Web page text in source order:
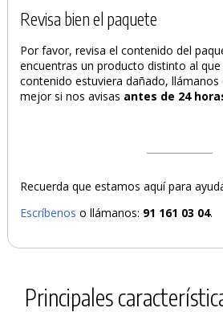
Revisa bien el paquete
Por favor, revisa el contenido del
encuentras un producto distinto al
contenido estuviera dañado, llámanos
mejor si nos avisas antes de 24
Recuerda que estamos aquí para
Escríbenos o llámanos: 91 161 03 04.
Principales